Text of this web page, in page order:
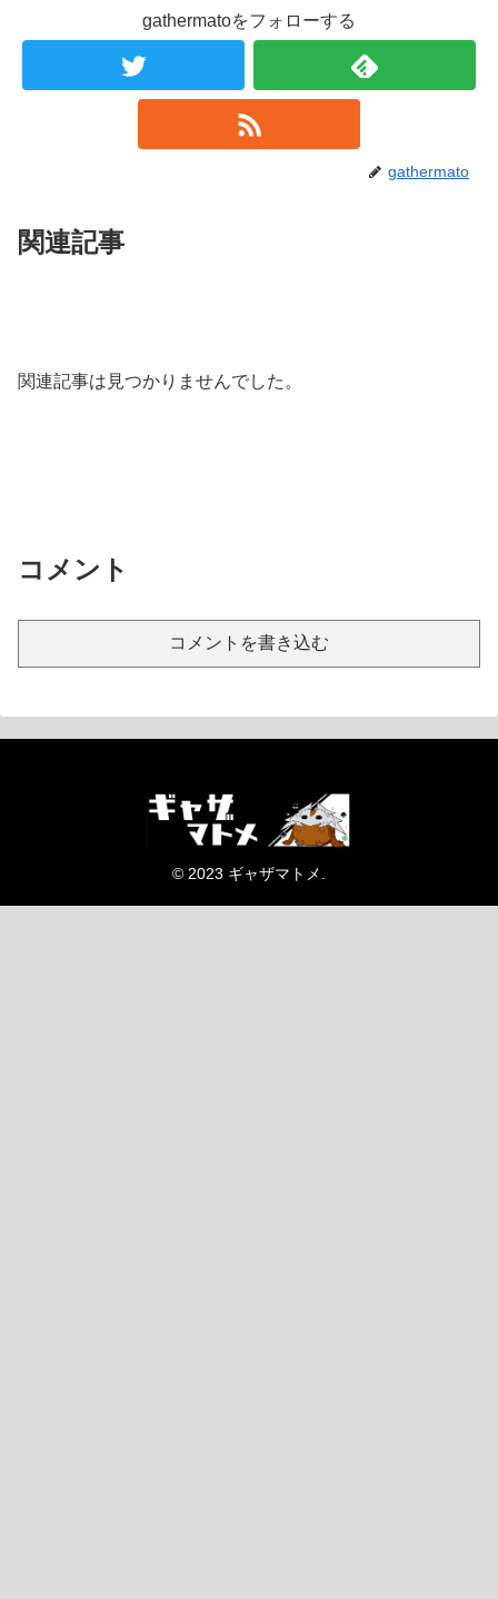
gathermatoをフォローする
gathermato
関連記事
関連記事は見つかりませんでした。
コメント
コメントを書き込む
© 2023 ギャザマトメ.